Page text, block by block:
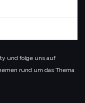
und folge uns auf
rund um das Thema